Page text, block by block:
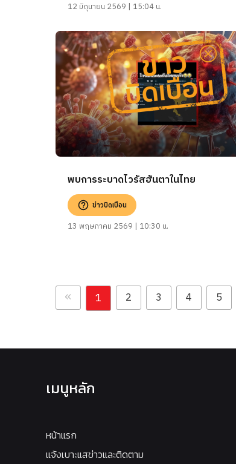
12 มิถุนายน 2569 | 15:04 น.
พบการระบาดไวรัสฮันตาในไทย
ข่าวบิดเบือน
13 พฤษภาคม 2569 | 10:30 น.
« 1 2 3 4 5
เมนูหลัก
หน้าแรก
แจ้งเบาะแสข่าวและติดตาม